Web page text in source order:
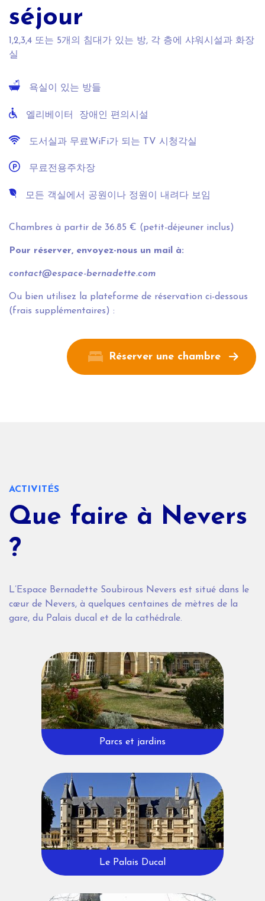
séjour
1,2,3,4 또는 5개의 침대가 있는 방, 각 층에 샤워시설과 화장
실
욕실이 있는 방들
엘리베이터 장애인 편의시설
도서실과 무료WiFi가 되는 TV 시청각실
무료전용주차장
모든 객실에서 공원이나 정원이 내려다 보임
Chambres à partir de 36.85 € (petit-déjeuner inclus)
Pour réserver, envoyez-nous un mail à:
contact@espace-bernadette.com
Ou bien utilisez la plateforme de réservation ci-dessous
(frais supplémentaires) :
Réserver une chambre
ACTIVITÉS
Que faire à Nevers
?
L’Espace Bernadette Soubirous Nevers est situé dans le
cœur de Nevers, à quelques centaines de mètres de la
gare, du Palais ducal et de la cathédrale.
Parcs et jardins
Le Palais Ducal